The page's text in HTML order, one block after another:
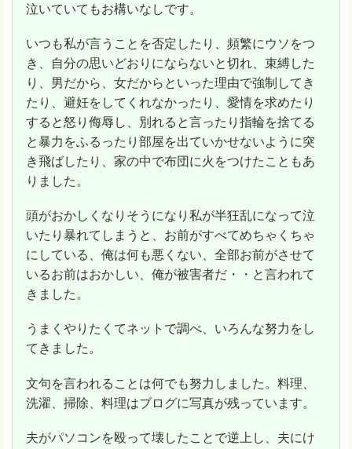
泣いていてもお構いなしです。
いつも私が言うことを否定したり、頻繁にウソをつ
き、自分の思いどおりにならないと切れ、束縛した
り、男だから、女だからといった理由で強制してき
たり、避妊をしてくれなかったり、愛情を求めたり
すると怒り侮辱し、別れると言ったり指輪を捨てる
と暴力をふるったり部屋を出ていかせないように突
き飛ばしたり、家の中で布団に火をつけたこともあ
りました。
頭がおかしくなりそうになり私が半狂乱になって泣
いたり暴れてしまうと、お前がすべてめちゃくちゃ
にしている、俺は何も悪くない、全部お前がさせて
いるお前はおかしい、俺が被害者だ・・と言われて
きました。
うまくやりたくてネットで調べ、いろんな努力をし
てきました。
文句を言われることは何でも努力しました。料理、
洗濯、掃除、料理はブログに写真が残っています。
夫がパソコンを殴って壊したことで逆上し、夫にけ